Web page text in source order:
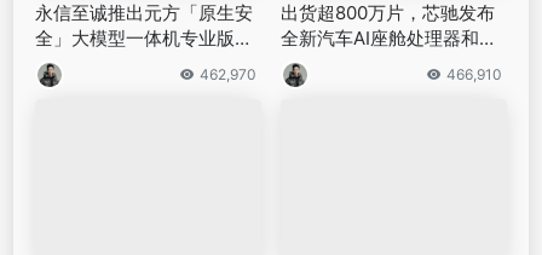
永信至诚推出元方「原生安
全」大模型一体机专业版、
大师版
462,970
出货超800万片，芯驰发布
全新汽车AI座舱处理器和智
控芯片｜钛媒体直击2025上
海车展
466,910